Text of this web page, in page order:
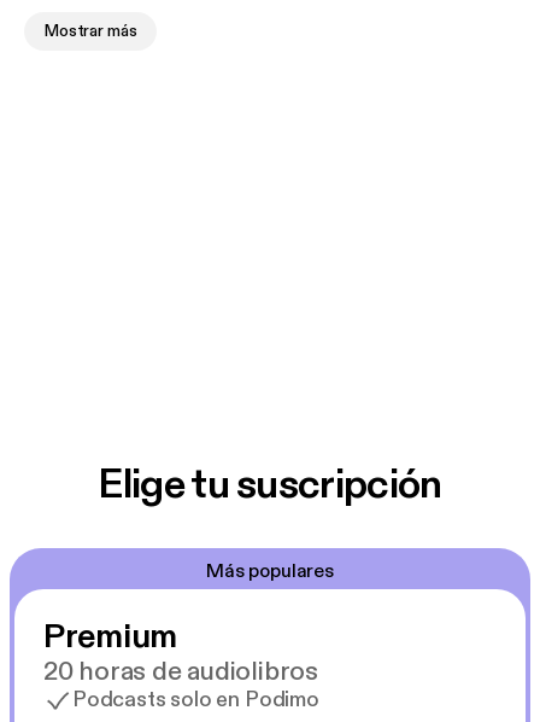
discuss topical subjects of the Bible and about the
Mostrar más
Elige tu suscripción
Más populares
Premium
20 horas de audiolibros
Podcasts solo en Podimo